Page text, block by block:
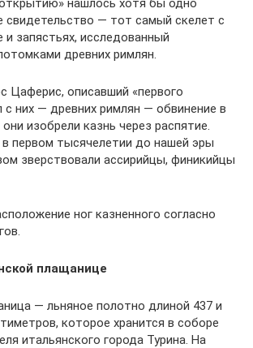
нашлось хотя бы одно
свидетельство — тот самый скелет с
запястьях, исследованный
древних римлян.
Цаферис, описавший «первого
с них — древних римлян — обвинение в
изобрели казнь через распятие.
первом тысячелетии до нашей эры
зверствовали ассирийцы, финикийцы
ног казненного согласно
плащанице
— льняное полотно длиной 437 и
которое хранится в соборе
итальянского города Турина. На